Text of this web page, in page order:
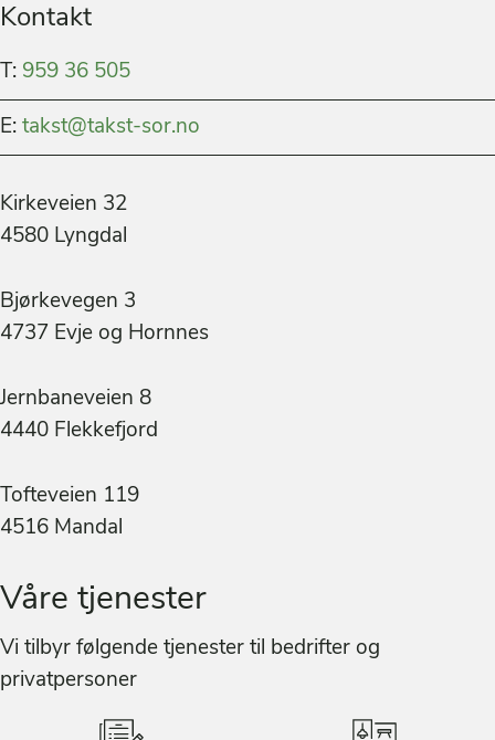
Kontakt
T: 959 36 505
E: takst@takst-sor.no
Kirkeveien 32
4580 Lyngdal
Bjørkevegen 3
4737 Evje og Hornnes
Jernbaneveien 8
4440 Flekkefjord
Tofteveien 119
4516 Mandal
Våre tjenester
Vi tilbyr følgende tjenester til bedrifter og
privatpersoner